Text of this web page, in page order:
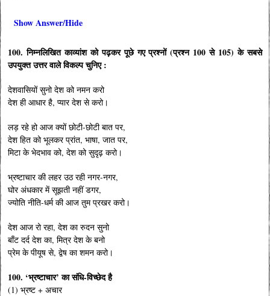
Show Answer/Hide
100. निम्नलिखित काव्यांश को पढ़कर पूछे गए प्रश्नों (प्रश्न 100 से 105) के सबसे
उपयुक्त उत्तर वाले विकल्प चुनिए :
देशवासियों सुनो देश को नमन करो
देश ही आधार है, प्यार देश से करो।
लड़ रहे हो आज क्यों छोटी-छोटी बात पर,
देश हित को भूलकर प्रांत, भाषा, जात पर,
मिटा के भेदभाव को, देश को सुदृढ़ करो।
भ्रष्टाचार की लहर उठ रही नगर-नगर,
घोर अंधकार में सूझती नहीं डगर,
ज्योति नीति-धर्म की आज तुम प्रखर करो।
देश आज रो रहा, देश का रुदन सुनो
बाँट दर्द देश का, मित्र देश के बनो
प्रेम के पीयूष से, द्वेष का शमन करो।
100. ‘भ्रष्टाचार’ का संधि-विच्छेद है
(1) भ्रष्ट + अचार